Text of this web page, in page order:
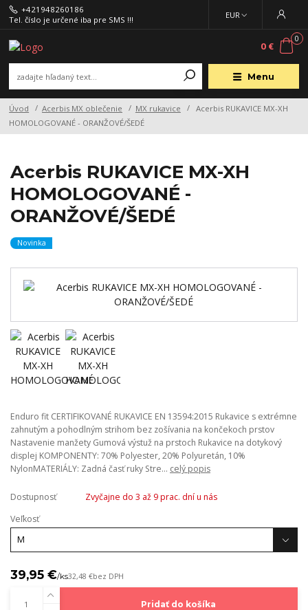
Menu
EUR
+421948260186
Tel. číslo je určené iba pre SMS !!!
0
0 €
Úvod Acerbis MX oblečenie MX rukavice
Acerbis RUKAVICE MX-XH
HOMOLOGOVANÉ - ORANŽOVÉ/ŠEDÉ
Acerbis RUKAVICE MX-XH
HOMOLOGOVANÉ -
ORANŽOVÉ/ŠEDÉ
Novinka
Enduro fit CERTIFIKOVANÉ RUKAVICE EN 13594:2015 Rukavice s extrémne
zahnutým a pohodlným strihom bez zošívania na končekoch prstov
Nastavenie manžety Gumová výstuž na prstoch Rukavice na dotykový
displej KOMPONENTY: 70% Polyester, 20% Polyuretán, 10%
NylonMATERIÁLY: Zadná časť ruky Stre... celý popis
Dostupnosť
Zvyčajne do 3 až 9 prac. dní u nás
Veľkosť
39,95 €/ks32,48 €bez DPH
Pridať do košíka